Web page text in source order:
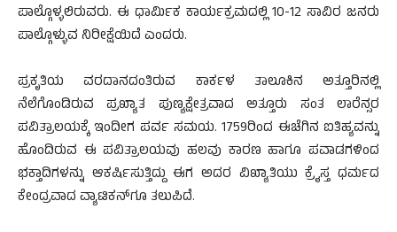
ಪಾಲ್ಗೊಳ್ಳಲಿರುವರು. ಈ ಧಾರ್ಮಿಕ ಕಾರ್ಯಕ್ರಮದಲ್ಲಿ 10-12 ಸಾವಿರ ಜನರು
ಪಾಲ್ಗೊಳ್ಳುವ ನಿರೀಕ್ಷೆಯಿದೆ ಎಂದರು.
ಪ್ರಕೃತಿಯ ವರದಾನದಂತಿರುವ ಕಾರ್ಕಳ ತಾಲೂಕಿನ ಅತ್ತೂರಿನಲ್ಲಿ
ನೆಲೆಗೊಂಡಿರುವ ಪ್ರಖ್ಯಾತ ಪುಣ್ಯಕ್ಷೇತ್ರವಾದ ಅತ್ತೂರು ಸಂತ ಲಾರೆನ್ಸರ
ಪವಿತ್ರಾಲಯಕ್ಕೆ ಇಂದೀಗ ಪರ್ವ ಸಮಯ. 1759ರಿಂದ ಈಚೆಗಿನ ಐತಿಹ್ಯವನ್ನು
ಹೊಂದಿರುವ ಈ ಪವಿತ್ರಾಲಯವು ಹಲವು ಕಾರಣ ಹಾಗೂ ಪವಾಡಗಳಿಂದ
ಭಕ್ತಾದಿಗಳನ್ನು ಆಕರ್ಷಿಸುತ್ತಿದ್ದು ಈಗ ಅದರ ವಿಖ್ಯಾತಿಯು ಕ್ರೈಸ್ತ ಧರ್ಮದ
ಕೇಂದ್ರವಾದ ವ್ಯಾಟಿಕನ್‍ಗೂ ತಲುಪಿದೆ.